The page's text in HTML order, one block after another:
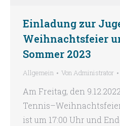
Einladung zur
Weihnachtsfeier
Sommer 2023
Allgemein VonAdministrator
Am Freitag, den
ist um 17:00 Uhr und